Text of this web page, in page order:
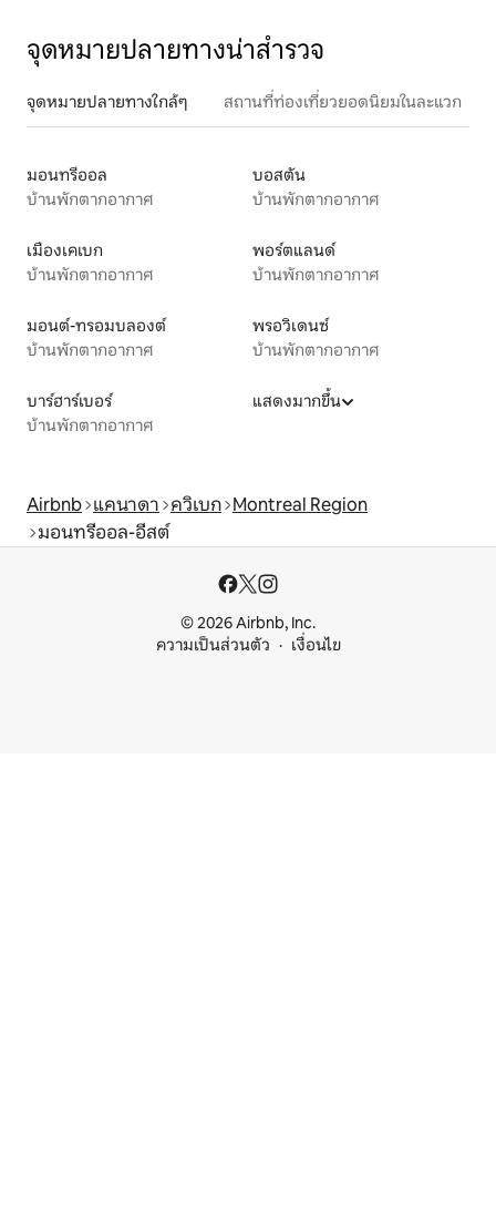
จุดหมายปลายทางน่าสำรวจ
จุดหมายปลายทางใกล้ๆ สถานที่ท่องเที่ยวยอดนิยมในละแวก
มอนทรีออล
บ้านพักตากอากาศ
บอสตัน
บ้านพักตากอากาศ
เมืองเคเบก
บ้านพักตากอากาศ
พอร์ตแลนด์
บ้านพักตากอากาศ
มอนต์-ทรอมบลองต์
บ้านพักตากอากาศ
พรอวิเดนซ์
บ้านพักตากอากาศ
บาร์ฮาร์เบอร์
บ้านพักตากอากาศ
แสดงมากขึ้น
Airbnb แคนาดา ควิเบก Montreal Region
มอนทรีออล-อีสต์
© 2026 Airbnb, Inc.
ความเป็นส่วนตัว
เงื่อนไข